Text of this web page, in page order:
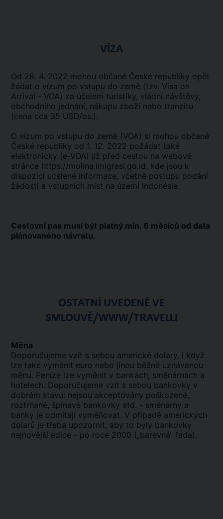
VÍZA
Od 28. 4. 2022 mohou občané České republiky opět
žádat o vízum po vstupu do země (tzv. Visa on
Arrival - VOA) za účelem turistiky, vládní návštěvy,
obchodního jednání, nákupu zboží nebo tranzitu
(cena cca 35 USD/os.).
O vízum po vstupu do země (VOA) si mohou občané
České republiky od 1. 12. 2022 požádat také
elektronicky (e-VOA) již před cestou na webové
stránce https://molina.imigrasi.go.id , kde jsou k
dispozici ucelené informace, včetně postupu podání
žádosti a vstupních míst na území Indonésie.
Cestovní pas musí být platný min. 6 měsíců od data
plánovaného návratu.
OSTATNÍ UVEDENÉ VE
SMLOUVĚ/WWW/TRAVELLI
Měna
Doporučujeme vzít s sebou americké dolary, i když
lze také vyměnit euro nebo jinou běžně uznávanou
měnu. Peníze lze vyměnit v bankách, směnárnách a
hotelech. Doporučujeme vzít s sebou bankovky v
dobrém stavu: nejsou akceptovány poškozené,
roztrhané, špinavé bankovky atd. - směnárny a
banky je odmítají vyměňovat. V případě amerických
dolarů je třeba upozornit, aby to byly bankovky
nejnovější edice - po roce 2000 („barevná“ řada).